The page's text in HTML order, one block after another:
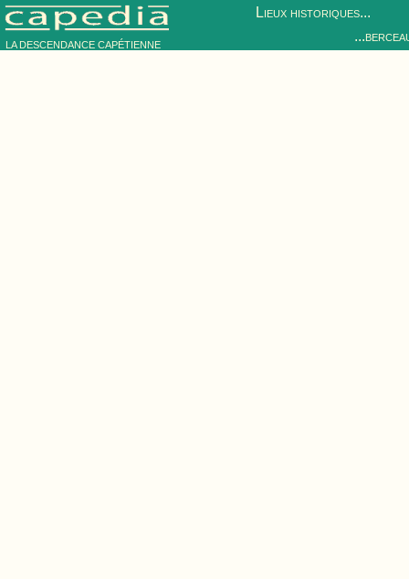
LA DESCENDANCE CAPÉTIENNE
Lieux historiques...